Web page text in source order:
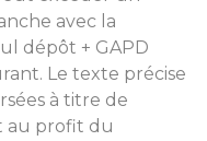
avec la
dépôt + GAPD
Le texte précise
à titre de
au profit du